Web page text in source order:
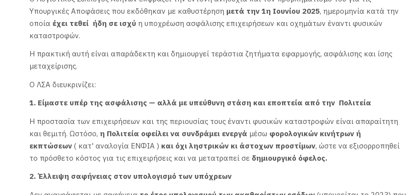
Υπουργικές Αποφάσεις που εκδόθηκαν με καθυστέρηση μετά την 1η Ιουνίου 2025, ημερομηνία κατά την
οποία έχει τεθεί ήδη σε ισχύ η υποχρέωση ασφάλισης επιχειρήσεων και οχημάτων έναντι φυσικών
καταστροφών.
Η πρακτική αυτή είναι απαράδεκτη και δημιουργεί τεράστια ζητήματα εφαρμογής, ασφάλισης και ίσης
μεταχείρισης.
Ο ΛΣΑ διευκρινίζει:
1. Είμαστε υπέρ της ασφάλισης — αλλά με υπεύθυνη στάση και εποπτεία από την Πολιτεία
Η προστασία των επιχειρήσεων και της περιουσίας τους έναντι φυσικών καταστροφών είναι απαραίτητη
και θεμιτή. Ωστόσο, η Πολιτεία οφείλει να συνδράμει ενεργά μέσω φορολογικών κινήτρων ή
εκπτώσεων( κατ' αναλογία ΕΝΦΙΑ ) και όχι ληστρικών κι άστοχων προστίμων, ώστε να εξισορροπηθεί
το πρόσθετο κόστος για τις επιχειρήσεις και να μετατραπεί σε δημιουργικό όφελος.
2. Έλλειψη σαφήνειας στον υπολογισμό των υπόχρεων